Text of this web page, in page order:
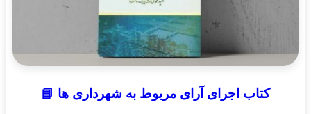
کتاب اجرای آرای مربوط به شهرداری ها 📘